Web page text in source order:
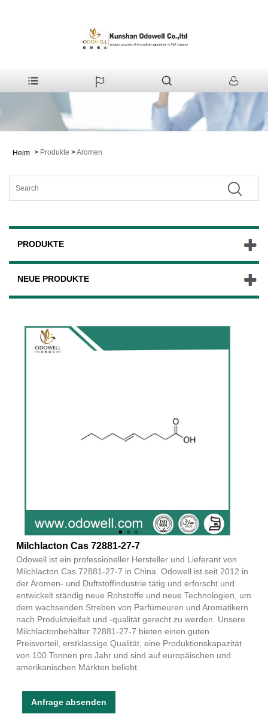
Heim > Produkte >Aromen
PRODUKTE
NEUE PRODUKTE
Milchlacton Cas 72881-27-7
Odowell ist ein professioneller Hersteller und Lieferant von
Milchlacton Cas 72881-27-7 in China. Odowell ist seit 2012 in
der Aromen- und Duftstoffindustrie tätig und erforscht und
entwickelt ständig neue Rohstoffe und neue Technologien, um
dem wachsenden Streben von Parfümeuren und Aromatikern
nach Produktvielfalt und -qualität gerecht zu werden. Unsere
Milchlactonbehälter 72881-27-7 bieten einen guten
Preisvorteil, erstklassige Qualität, eine Produktionskapazität
von 100 Tonnen pro Jahr und sind auf europäischen und
amerikanischen Märkten beliebt.
Anfrage absenden